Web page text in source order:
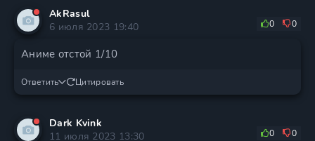
AkRasul
6 июля 2023 19:40
0 0
Аниме отстой 1/10
Ответить Цитировать
Dark Kvink
11 июля 2023 13:30
0 0